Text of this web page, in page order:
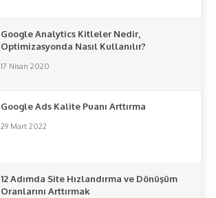
Google Analytics Kitleler Nedir,
Optimizasyonda Nasıl Kullanılır?
17 Nisan 2020
Google Ads Kalite Puanı Arttırma
29 Mart 2022
12 Adımda Site Hızlandırma ve Dönüşüm
Oranlarını Arttırmak